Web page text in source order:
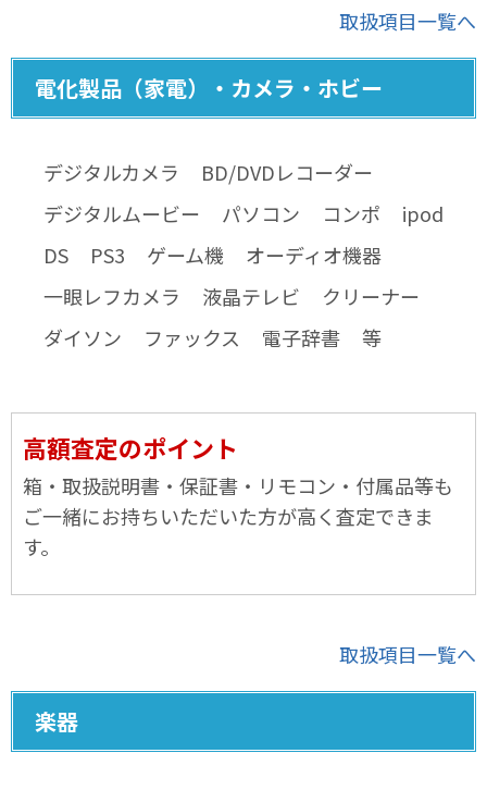
取扱項目一覧へ
電化製品（家電）・カメラ・ホビー
デジタルカメラ
BD/DVDレコーダー
デジタルムービー
パソコン コンポ
ipod
DS
PS3 ゲーム機
オーディオ機器
一眼レフカメラ
液晶テレビ
クリーナー
ダイソン
ファックス 電子辞書 等
高額査定のポイント
箱・取扱説明書・保証書・リモコン・付属品等も
ご一緒にお持ちいただいた方が高く査定できま
す。
取扱項目一覧へ
楽器